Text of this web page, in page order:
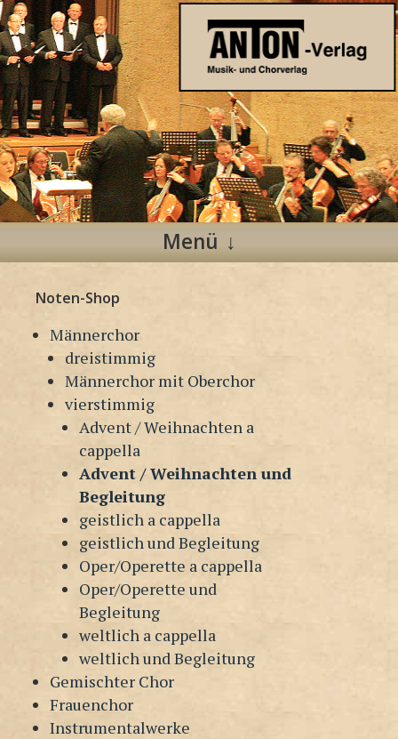
Anton Verlag
Musik- und Chorverlag
Menü
Inhalt
springen
Noten-Shop
Männerchor
dreistimmig
Männerchor mit Oberchor
vierstimmig
Advent / Weihnachten a
cappella
Advent / Weihnachten und
Begleitung
geistlich a cappella
geistlich und Begleitung
Oper/Operette a cappella
Oper/Operette und
Begleitung
weltlich a cappella
weltlich und Begleitung
Gemischter Chor
Frauenchor
Instrumentalwerke